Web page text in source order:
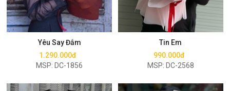
Yêu Say Đắm
1.290.000đ
MSP: DC-1856
Mua ngay
Tin Em
990.000đ
MSP: DC-2568
Mua ngay